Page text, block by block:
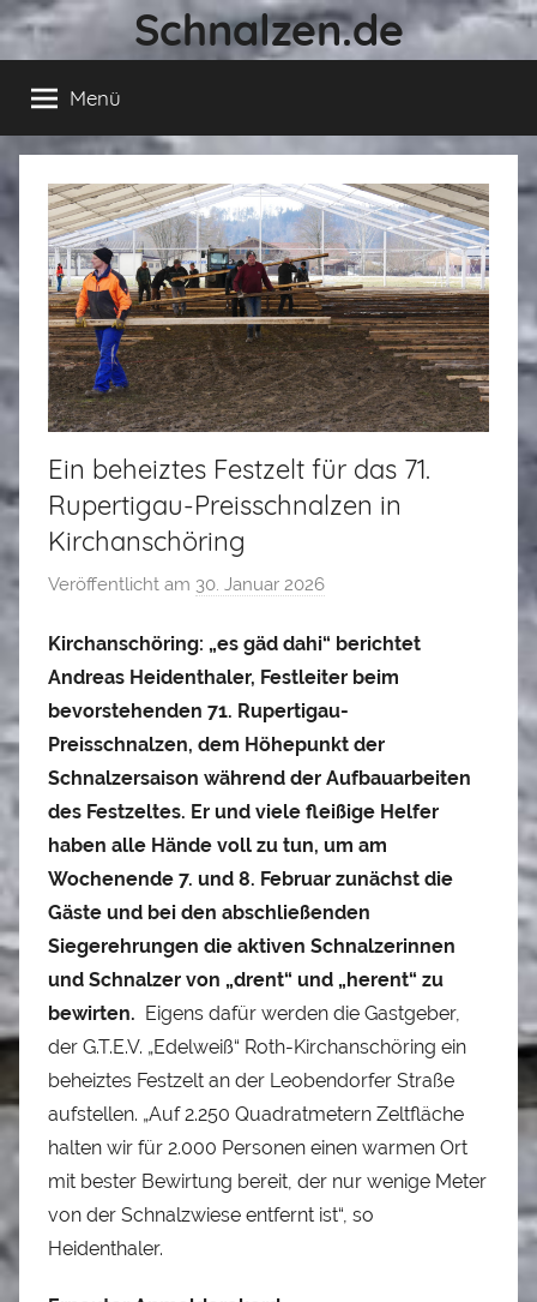
Zum
springen
Schnalzen.de
Menü
Ein beheiztes Festzelt für das 71.
Rupertigau-Preisschnalzen in
Kirchanschöring
Veröffentlicht am 30. Januar 2026
n
A
l
o
s
l
e
r
Kirchanschöring: „es gäd dahi“ berichtet
Andreas Heidenthaler, Festleiter beim
bevorstehenden 71. Rupertigau-
Preisschnalzen, dem Höhepunkt der
Schnalzersaison während der Aufbauarbeiten
des Festzeltes. Er und viele fleißige Helfer
haben alle Hände voll zu tun, um am
Wochenende 7. und 8. Februar zunächst die
Gäste und bei den abschließenden
Siegerehrungen die aktiven Schnalzerinnen
und Schnalzer von „drent“ und „herent“ zu
bewirten. Eigens dafür werden die Gastgeber,
der G.T.E.V. „Edelweiß“ Roth-Kirchanschöring ein
beheiztes Festzelt an der Leobendorfer Straße
aufstellen. „Auf 2.250 Quadratmetern Zeltfläche
halten wir für 2.000 Personen einen warmen Ort
mit bester Bewirtung bereit, der nur wenige Meter
von der Schnalzwiese entfernt ist“, so
Heidenthaler.